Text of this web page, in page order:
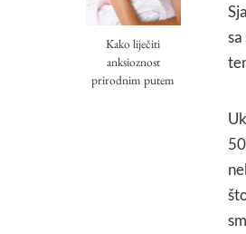
Kako liječiti
anksioznost
prirodnim putem